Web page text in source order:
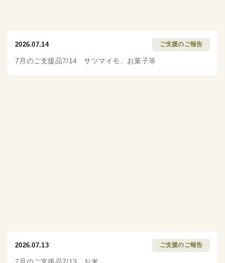
2026.07.14 ご支援のご報告
7月のご支援品7/14 サツマイモ、お菓子等
2026.07.13 ご支援のご報告